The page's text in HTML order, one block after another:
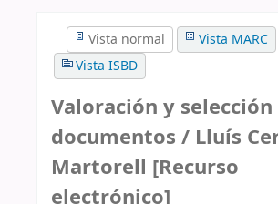
Vista normal
Vista MARC
Vista ISBD
Valoración y selección
documentos / Lluís
Martorell [Recurso
electrónico]